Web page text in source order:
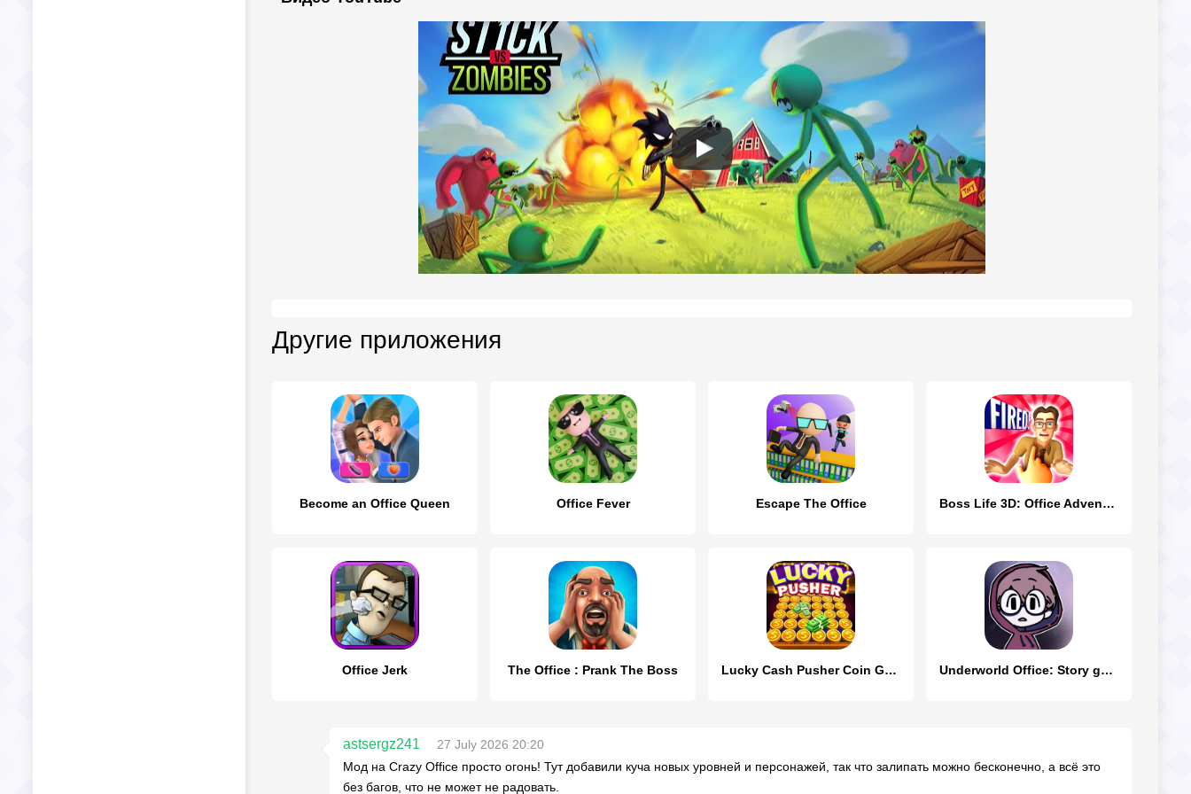
Другие приложения
Become an Office Queen Office Fever Escape The Office Boss Life 3D: Office Adventure
Office Jerk The Office : Prank The Boss Lucky Cash Pusher Coin Games Underworld Office: Story game
astsergz241
27 July 2026 20:20
Мод на Crazy Office просто огонь! Тут добавили куча новых уровней и персонажей, так что залипать можно бесконечно, а всё это
без багов, что не может не радовать.